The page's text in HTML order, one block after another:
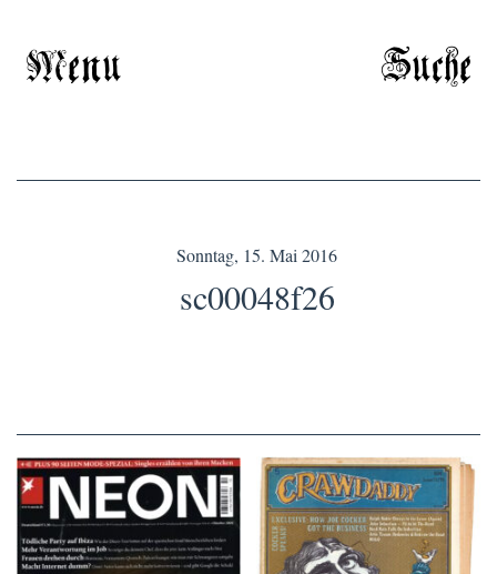
Menu Suche
Sonntag, 15. Mai 2016
sc00048f26
NEON – OKTOBER
2008
Crawdaddy – June/11/72